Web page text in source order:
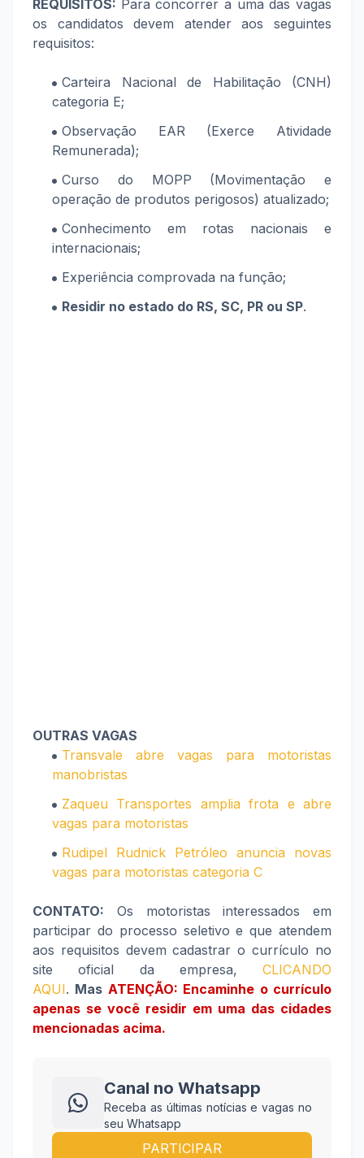
REQUISITOS: Para concorrer a uma das vagas
os candidatos devem atender aos seguintes
requisitos:
Carteira Nacional de Habilitação (CNH)
categoria E;
Observação EAR (Exerce Atividade
Remunerada);
Curso do MOPP (Movimentação e
operação de produtos perigosos) atualizado;
Conhecimento em rotas nacionais e
internacionais;
Experiência comprovada na função;
Residir no estado do RS, SC, PR ou SP.
OUTRAS VAGAS
Transvale abre vagas para motoristas
manobristas
Zaqueu Transportes amplia frota e abre
vagas para motoristas
Rudipel Rudnick Petróleo anuncia novas
vagas para motoristas categoria C
CONTATO: Os motoristas interessados em
participar do processo seletivo e que atendem
aos requisitos devem cadastrar o currículo no
site oficial da empresa, CLICANDO
AQUI. Mas ATENÇÃO: Encaminhe o currículo
apenas se você residir em uma das cidades
mencionadas acima.
Canal no Whatsapp
Receba as últimas notícias e vagas no
seu Whatsapp
PARTICIPAR